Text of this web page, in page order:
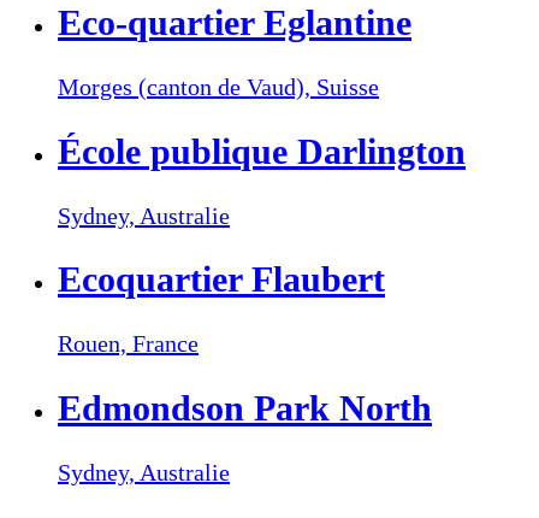
Eco-quartier Eglantine
Morges (canton de Vaud), Suisse
École publique Darlington
Sydney, Australie
Ecoquartier Flaubert
Rouen, France
Edmondson Park North
Sydney, Australie